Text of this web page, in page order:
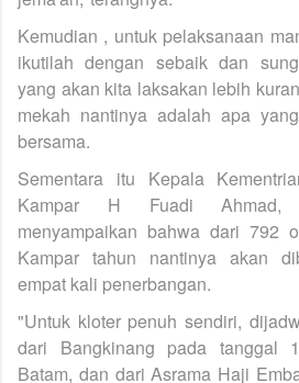
Kemudian , untuk pelaksanaan
ikutilah dengan sebaik dan
yang akan kita laksakan lebih
mekah nantinya adalah apa
bersama.
Sementara itu Kepala
Kampar H Fuadi Ahmad,
menyampaikan bahwa dari 792
Kampar tahun nantinya akan
empat kali penerbangan.
"Untuk kloter penuh sendiri,
dari Bangkinang pada tanggal
Batam, dan dari Asrama Haji